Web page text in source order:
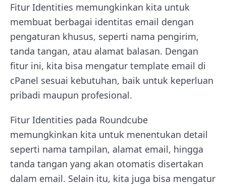
Fitur Identities memungkinkan kita untuk
membuat berbagai identitas email dengan
pengaturan khusus, seperti nama pengirim,
tanda tangan, atau alamat balasan. Dengan
fitur ini, kita bisa mengatur template email di
cPanel sesuai kebutuhan, baik untuk keperluan
pribadi maupun profesional.
Fitur Identities pada Roundcube
memungkinkan kita untuk menentukan detail
seperti nama tampilan, alamat email, hingga
tanda tangan yang akan otomatis disertakan
dalam email. Selain itu, kita juga bisa mengatur